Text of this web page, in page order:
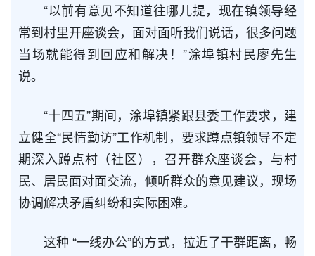
“以前有意见不知道往哪儿提，现在镇领导经
常到村里开座谈会，面对面听我们说话，很多问题
当场就能得到回应和解决！”涂埠镇村民廖先生
说。
“十四五”期间，涂埠镇紧跟县委工作要求，建
立健全“民情勤访”工作机制，要求蹲点镇领导不定
期深入蹲点村（社区），召开群众座谈会，与村
民、居民面对面交流，倾听群众的意见建议，现场
协调解决矛盾纠纷和实际困难。
这种 “一线办公”的方式，拉近了干群距离，畅